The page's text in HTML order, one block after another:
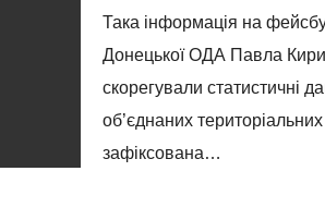
Така інформація на
Донецької ОДА Павла
скорегували статистичні
об’єднаних
зафіксована…